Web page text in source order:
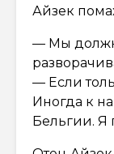
Айзек
— Мы
— Если
Иногда к
Бельгии. Я